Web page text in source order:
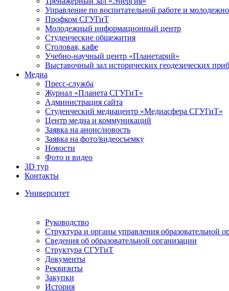
Управление по воспитательной работе и
Профком СГУГиТ
Молодежный информационный центр
Студенческие общежития
Столовая, кафе
Учебно-научный центр «Планетарий»
Выставочный зал исторических геодезических
Медиа
Пресс-служба
Журнал «Планета СГУГиТ»
Администрация сайта
Студенческий медиацентр «Медиасфера СГУГиТ»
Центр медиа и коммуникаций
Заявка на анонс/новость
Заявка на фото/видеосъемку
Новости
Фото и видео
3D тур
Контакты
Университет
Руководство
Структура и органы управления образовательной
Сведения об образовательной организации
Структура СГУГиТ
Документы
Реквизиты
Закупки
История